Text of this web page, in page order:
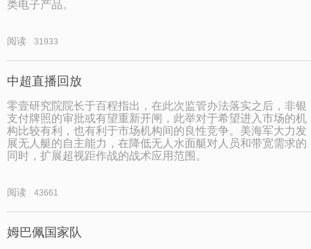
类电子产品。
阅读 31933
中超直播回放
零壹研究院院长于百程指出，在此次监管办法落实之后，非银
支付牌照的审批或有望重新开闸，此举对于希望进入市场的机
构比较有利，也有利于市场机构间的良性竞争。美海军大力发
展无人艇的自主能力，在降低无人水面艇对人员和带宽需求的
同时，扩展超视距作战的战术应用范围。
阅读 43661
姆巴佩国家队